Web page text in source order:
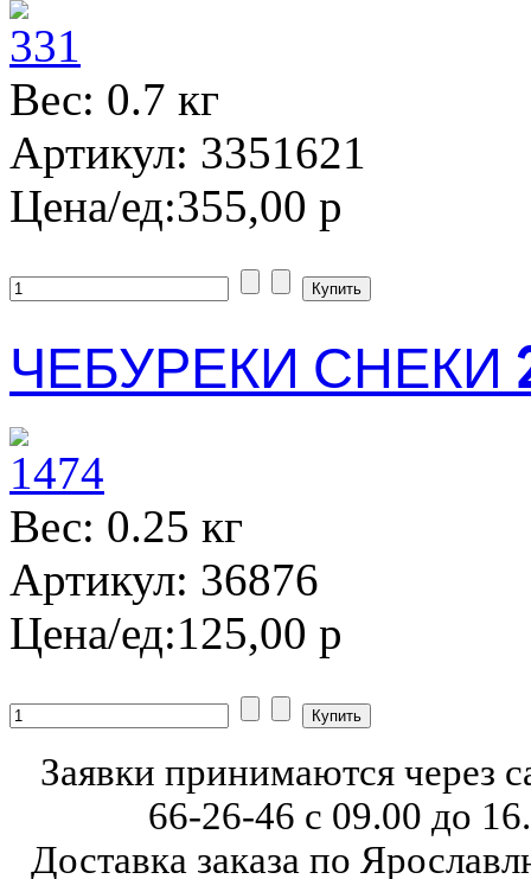
Вес: 0.7 кг
Артикул: 3351621
Цена/ед:355,00 р
ЧЕБУРЕКИ СНЕКИ
Вес: 0.25 кг
Артикул: 36876
Цена/ед:125,00 р
Заявки принимаются через
66-26-46 с 09.00 до
Доставка заказа по